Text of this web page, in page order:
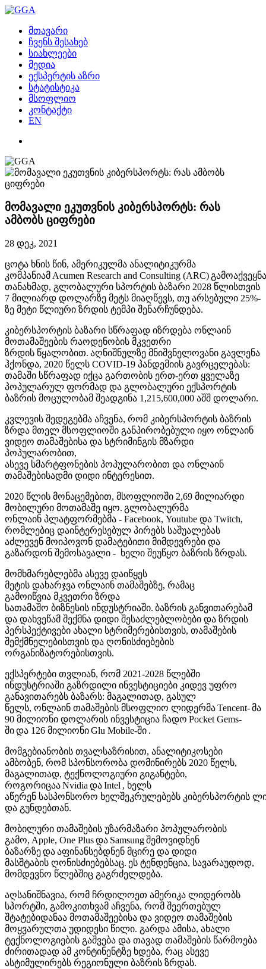
მთავარი
ჩვენს შესახებ
სიახლეები
მედია
ექსპერტის აზრი
სტატისტიკა
მსოფლიო
კონტაქტი
EN
მომავალი ეკუთვნის კიბერსპორტს: რას
ამბობს ციფრები
28 დეკ, 2021
ცოტა ხნის წინ, ამერიკულმა ანალიტიკურმა
კომპანიამ Acumen Research and Consulting (ARC)
თანახმად, გლობალური სპორტის ბაზარი 2028 წლისთვის
7 მილიარდ დოლარზე მეტს მიაღწევს, თუ არსებული 25%-
ზე მეტი წლიური ზრდის ტემპი შენარჩუნდება.
კიბერსპორტის ბაზარი სწრაფად იზრდება ონლაინ
მოთამაშეების რაოდენობის მკვეთრი
ზრდის წყალობით. აღნიშნულზე მნიშვნელოვანი გავლენა
ჰქონდა, 2020 წელს COVID-19 პანდემიის გავრცელებას:
თამაში სწრაფად იქცა გართობის ერთ-ერთ ყველაზე
პოპულარულ ფორმად და გლობალური ექსპორტის
ბაზრის მოცულობამ შეადგინა 1,215,600,000 აშშ დოლარი.
კვლევის შედეგებმა აჩვენა, რომ კიბერსპორტის ბაზრის
ზრდა მთელ მსოფლიოში განპირობებული იყო ონლაინ
ვიდეო თამაშებისა და სტრიმინგის მზარდი
პოპულარობით,
ასევე სმარტფონების პოპულარობით და ონლაინ
თამაშებისადმი დიდი ინტერესით.
2020 წლის მონაცემებით, მსოფლიოში 2,69 მილიარდი
მობილური მოთამაშე იყო. გლობალურმა
ონლაინ პლატფორმებმა - Facebook, Youtube და Twitch,
რომლებიც დაინტერესებულ პირებს საშუალებას
აძლევენ მოიპოვონ დამატებითი მიმდევრები და
გაზარდონ შემოსავალი - ხელი შეუწყო ბაზრის ზრდას.
მომხმარებლებმა ასევე დაიწყეს
მეტის დახარჯვა ონლაინ თამაშებზე, რამაც
გამოიწვია მკვეთრი ზრდა
სათამაშო ბიზნესის ინდუსტრიაში. ბაზრის განვითარებამ
და დახვეწამ შექმნა დიდი შესაძლებლობები და ზრდის
პერსპექტივები ახალი სტრიმერებისთვის, თამაშების
შემქმნელებისთვის და ღონისძიებების
ორგანიზატორებისთვის.
ექსპერტები თვლიან, რომ 2021-2028 წლებში
ინდუსტრიაში გაზრდილი ინვესტიციები კიდევ უფრო
განავითარებს ბაზარს: მაგალითად, გასულ
წელს, ონლაინ თამაშების მსოფლიო ლიდერმა Tencent- მა
90 მილიონი დოლარის ინვესტიცია ჩადო Pocket Gems-
ში და 126 მილიონი Glu Mobile-ში .
მომგებიანობის თვალსაზრისით, ანალიტიკოსები
ამბობენ, რომ სპონსორობა დომინირებს 2020 წელს,
მაგალითად, ტექნოლოგიური გიგანტები,
როგორიცაა Nvidia და Intel , ხელს
აწერენ სასპონსორო ხელშეკრულებებს კიბერსპორტის
და გუნდებთან.
მობილური თამაშების უზარმაზარი პოპულარობის
გამო, Apple, One Plus და Samsung შემოვიდნენ
ბაზარზე და აფინანსებდნენ მცირე და დიდი
მასშტაბის ღონისძიებებსაც. ეს ტენდენცია, სავარაუდოდ,
მომდევნო წლებშიც გაგრძელდება.
აღსანიშნავია, რომ ჩრდილოეთ ამერიკა ლიდერობს
სპორტში, გამოკითხვამ აჩვენა, რომ შეერთებულ
შტატებიდანაა მოთამაშეებისა და ვიდეო თამაშების
მოყვარულთა უდიდესი წილი. გარდა ამისა, ახალი
ტექნოლოგიების გაშვება და თავად თამაშების წარმოება
ძირითადად ამ კონტინენტზე ხდება, რაც ასევე
ასტიმულირებს რეგიონული ბაზრის ზრდას.